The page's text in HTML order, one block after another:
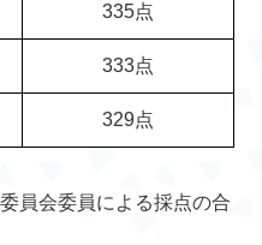
335点
333点
329点
員会委員による採点の合